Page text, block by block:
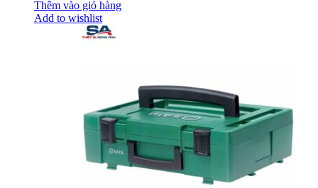
Thêm vào giỏ hàng
Add to wishlist